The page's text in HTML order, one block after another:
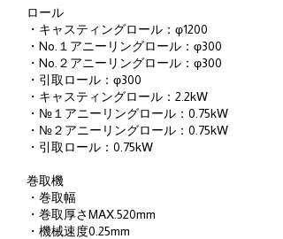
ロール
・キャスティングロール：φ1200
・No.１アニーリングロール：φ300
・No.２アニーリングロール：φ300
・引取ロール：φ300
・キャスティングロール：2.2kW
・№１アニーリングロール：0.75kW
・№２アニーリングロール：0.75kW
・引取ロール：0.75kW
巻取機
・巻取幅
・巻取厚さMAX.520mm
・機械速度0.25mm